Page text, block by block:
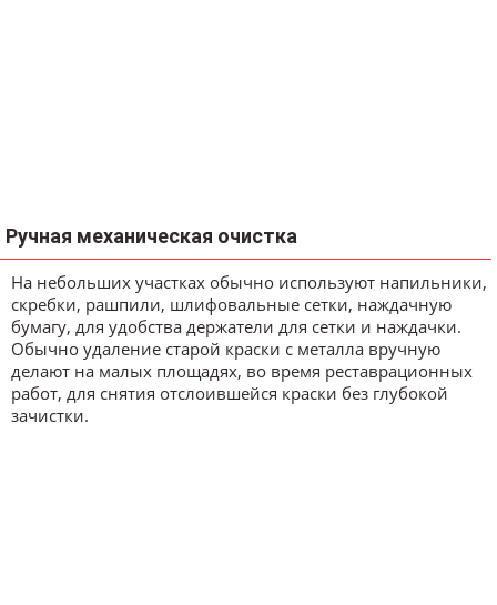
Ручная механическая очистка
На небольших участках обычно используют напильники,
скребки, рашпили, шлифовальные сетки, наждачную
бумагу, для удобства держатели для сетки и наждачки.
Обычно удаление старой краски с металла вручную
делают на малых площадях, во время реставрационных
работ, для снятия отслоившейся краски без глубокой
зачистки.